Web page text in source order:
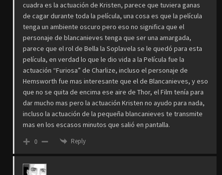
cuadra es la actuación de Kristen, parece que tuviera ganas
de cagar durante toda la película, una cosa es que la película
tenga un ambiente oscuro pero eso no significa que el
personaje de blancanieves tenga que ser una amargada,
parece que el rol de Bella la Soplavela se le quedó para esta
película, en verdad lo que le dio vida a la Película fue la
actuación “Furiosa” de Charlize, incluso el personaje de
Hemsworth fue mas interesante que el de Blancanieves, y eso
que no se quita de encima ese aire de Thor, el Film tenía para
dar mucho mas pero la actuación Kristen no ayudo para nada,
incluso la actuación de la pequeña blancanieves te transmite
mas en los escasos minutos que salió en pantalla.
0 Reply